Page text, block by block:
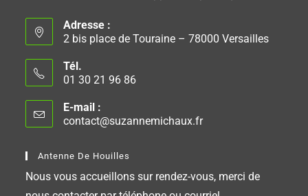
Adresse :
2 bis place de Touraine – 78000 Versailles
Tél.
01 30 21 96 86
E-mail :
contact@suzannemichaux.fr
Antenne De Houilles
Nous vous accueillons sur rendez-vous, merci de